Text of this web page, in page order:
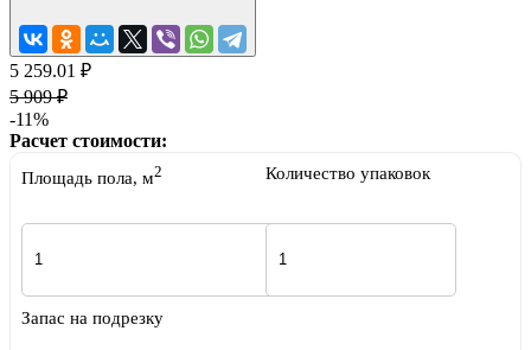
5 259.01 ₽
5 909 ₽
-11%
Расчет стоимости:
Площадь пола, м2 Количество упаковок
Запас на подрезку